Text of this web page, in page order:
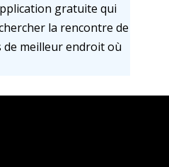
gratuite qui
la rencontre de
de meilleur endroit où